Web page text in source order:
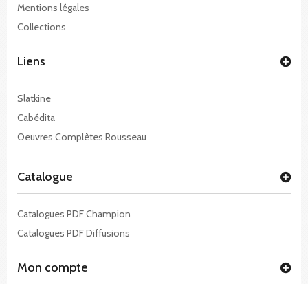
Mentions légales
Collections
Liens
Slatkine
Cabédita
Oeuvres Complètes Rousseau
Catalogue
Catalogues PDF Champion
Catalogues PDF Diffusions
Mon compte